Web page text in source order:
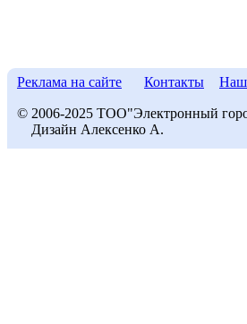
Реклама на сайте Контакты
© 2006-2025 ТОО"Электронный
Дизайн Алексенко А.